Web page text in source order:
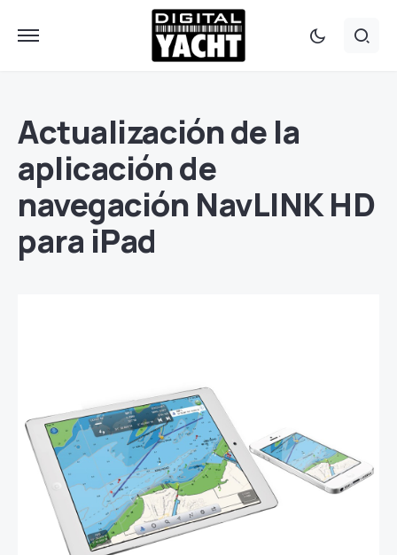
Actualización de la
aplicación de
navegación NavLINK HD
para iPad